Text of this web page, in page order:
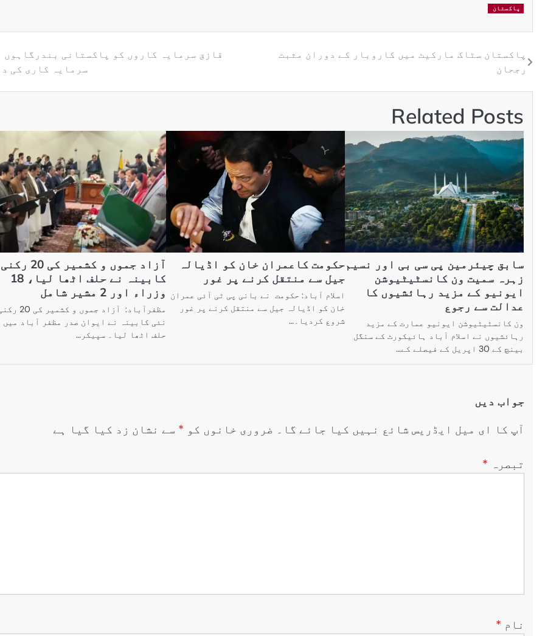
پاکستان
پاکستان سٹاک مارکیٹ میں کاروبار کے دوران مثبت
رجحان
قازق سرمایہ کاروں کو پاکستانی بندرگاہوں
سرمایہ کاری کی
Related Posts
سابق چیئرمین پی سی بی اور نسیم
زہرہ سمیت ون کانسٹیٹیوشن
ایونیو کے مزید رہائشیوں کا
عدالت سے رجوع
ون کانسٹیٹیوشن ایونیو عمارت کے مزید
رہائشیوں نے اسلام آباد ہائیکورٹ کے سنگل
بینچ کے 30 اپریل کے فیصلے کے…
حکومت کاعمران خان کو اڈیالہ
جیل سے منتقل کرنے پر غور
اسلام آباد: حکومت نے بانی پی ٹی آئی عمران
خان کو اڈیالہ جیل سے منتقل کرنے پر غور
شروع کردیا۔…
آزاد جموں و کشمیر کی 20 رکنی
کابینہ نے حلف اٹھا لیا، 18
وزراء اور 2 مشیر شامل
مظفرآباد: آزاد جموں و کشمیر کی
نئی کابینہ نے ایوان صدر مظفر آباد میں
حلف اٹھا لیا۔ سپیکر…
جواب دیں
آپ کا ای میل ایڈریس شائع نہیں کیا جائے گا۔ ضروری خانوں کو * سے نشان زد کیا گیا ہے
تبصرہ *
نام *